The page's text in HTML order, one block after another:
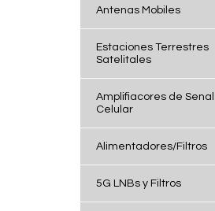
Antenas Mobiles
Estaciones Terrestres
Satelitales
Amplifiacores de Senal
Celular
Alimentadores/Filtros
5G LNBs y Filtros